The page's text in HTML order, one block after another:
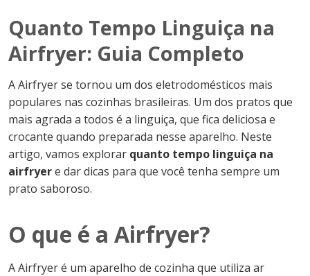
Quanto Tempo Linguiça na
Airfryer: Guia Completo
A Airfryer se tornou um dos eletrodomésticos mais
populares nas cozinhas brasileiras. Um dos pratos que
mais agrada a todos é a linguiça, que fica deliciosa e
crocante quando preparada nesse aparelho. Neste
artigo, vamos explorar quanto tempo linguiça na
airfryere dar dicas para que você tenha sempre um
prato saboroso.
O que é a Airfryer?
A Airfryer é um aparelho de cozinha que utiliza ar